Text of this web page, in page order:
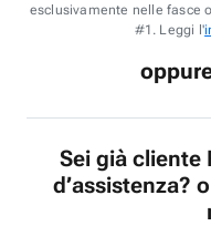
esclusivamente nelle fasce
#1. Leggi l'
Sei già cliente
d’assistenza?